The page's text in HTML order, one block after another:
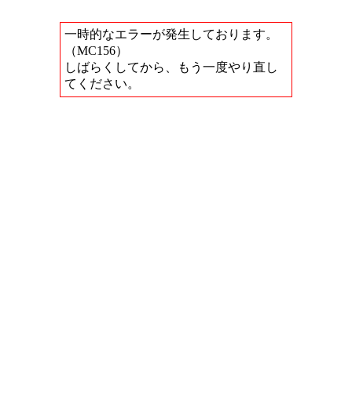
一時的なエラーが発生しております。
（MC156）
しばらくしてから、もう一度やり直し
てください。